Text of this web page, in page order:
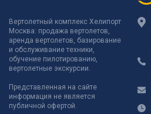
Вертолетный комплекс Хелипорт
Москва: продажа вертолетов,
аренда вертолетов, базирование
и обслуживание техники,
обучение пилотированию,
вертолетные экскурсии.
Представленная на сайте
информация не является
публичной офертой.